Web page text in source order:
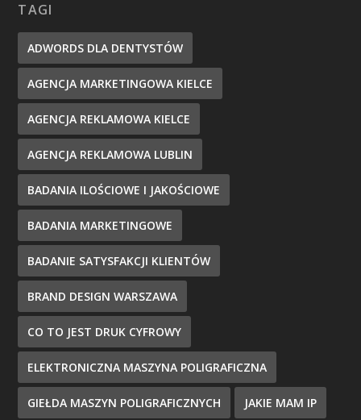
TAGI
ADWORDS DLA DENTYSTÓW
AGENCJA MARKETINGOWA KIELCE
AGENCJA REKLAMOWA KIELCE
AGENCJA REKLAMOWA LUBLIN
BADANIA ILOŚCIOWE I JAKOŚCIOWE
BADANIA MARKETINGOWE
BADANIE SATYSFAKCJI KLIENTÓW
BRAND DESIGN WARSZAWA
CO TO JEST DRUK CYFROWY
ELEKTRONICZNA MASZYNA POLIGRAFICZNA
GIEŁDA MASZYN POLIGRAFICZNYCH JAKIE MAM IP